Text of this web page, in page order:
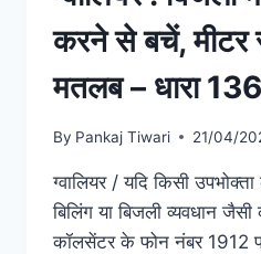
करने से बचें, मीटर
मतलब – धारा 136
By Pankaj Tiwari 21/04/
ग्वालियर / यदि किसी
बिलिंग या बिजली व्यवधान
कॉलसेंटर के फोन नंबर 1912